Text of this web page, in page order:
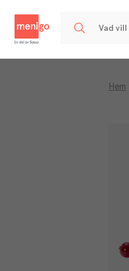
Hem